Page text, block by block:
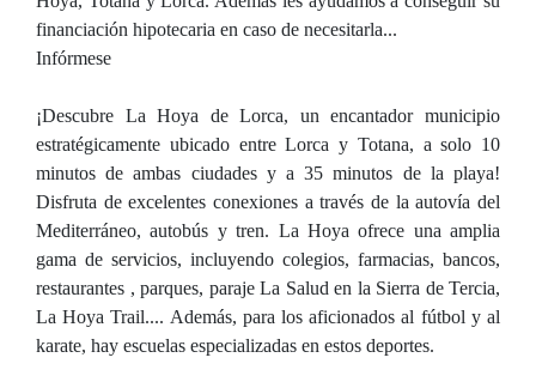
financiación hipotecaria en caso de necesitarla...
Infórmese
¡Descubre La Hoya de Lorca, un encantador municipio
estratégicamente ubicado entre Lorca y Totana, a solo 10
minutos de ambas ciudades y a 35 minutos de la playa!
Disfruta de excelentes conexiones a través de la autovía del
Mediterráneo, autobús y tren. La Hoya ofrece una amplia
gama de servicios, incluyendo colegios, farmacias, bancos,
restaurantes , parques, paraje La Salud en la Sierra de Tercia,
La Hoya Trail.... Además, para los aficionados al fútbol y al
karate, hay escuelas especializadas en estos deportes.